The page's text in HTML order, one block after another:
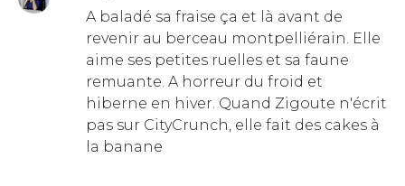
A baladé sa fraise ça et là avant de
revenir au berceau montpelliérain. Elle
aime ses petites ruelles et sa faune
remuante. A horreur du froid et
hiberne en hiver. Quand Zigoute n'écrit
pas sur CityCrunch, elle fait des cakes à
la banane